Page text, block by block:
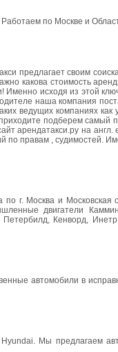
по Москве и
предлагает своим
какова стоимость
Именно исходя из этой
наша компания
ведущих компаниях как
приходите подберем
арендатакси.ру на
по правам , судимостей.
г. Москва и Московская
двигатели
Кенворд,
автомобили в
Мы предлагаем